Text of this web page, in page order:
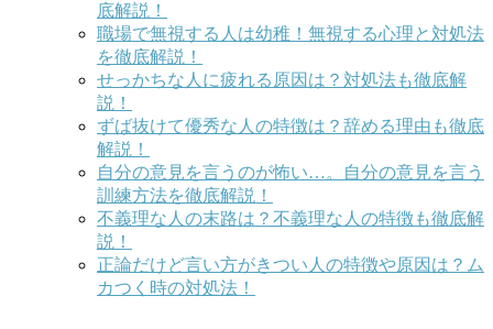
底解説！
職場で無視する人は幼稚！無視する心理と対処法
を徹底解説！
せっかちな人に疲れる原因は？対処法も徹底解
説！
ずば抜けて優秀な人の特徴は？辞める理由も徹底
解説！
自分の意見を言うのが怖い…。自分の意見を言う
訓練方法を徹底解説！
不義理な人の末路は？不義理な人の特徴も徹底解
説！
正論だけど言い方がきつい人の特徴や原因は？ム
カつく時の対処法！